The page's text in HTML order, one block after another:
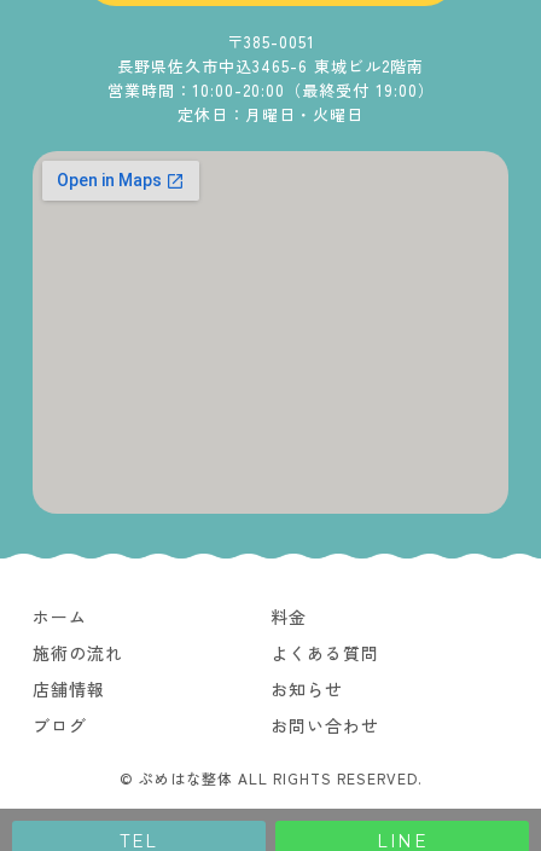
〒385-0051
長野県佐久市中込3465-6 東城ビル2階南
営業時間：10:00-20:00（最終受付 19:00）
定休日：月曜日・火曜日
ホーム
料金
施術の流れ
よくある質問
店舗情報
お知らせ
ブログ
お問い合わせ
© ぷめはな整体 ALL RIGHTS RESERVED.
TEL LINE